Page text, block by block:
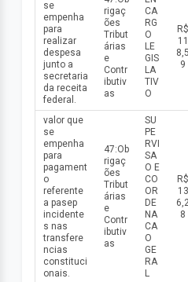
se
empenha
para
realizar
despesa
junto a
secretaria
da receita
federal.
rigaç
ões
Tribut
árias
e
Contr
ibutiv
as
CA
RG
O
LE
GIS
LA
TIV
O
R$
11
8,5
9
valor que
se
empenha
para
pagament
o
referente
a pasep
incidente
s nas
transfere
ncias
constituci
onais.
47:Ob
rigaç
ões
Tribut
árias
e
Contr
ibutiv
as
SU
PE
RVI
SA
O E
CO
OR
DE
NA
CA
O
GE
RA
L
R$
13
8